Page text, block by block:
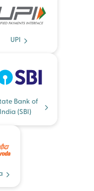
UPI
Bank of
India (SBI)